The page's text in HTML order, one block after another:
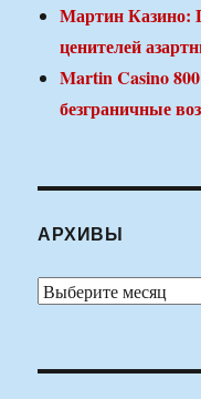
Мартин Казино:
ценителей
Martin Casino
безграничные
АРХИВЫ
Архивы